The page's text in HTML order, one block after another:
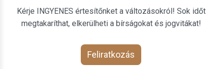
Kérje INGYENES értesítőnket a változásokról! Sok időt
megtakaríthat, elkerülheti a bírságokat és jogvitákat!
Feliratkozás